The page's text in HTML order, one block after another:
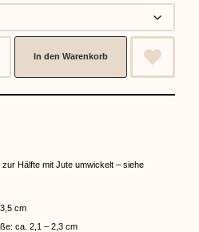
In den Warenkorb
Hälfte mit Jute umwickelt – siehe
cm
ca. 2,1 – 2,3 cm